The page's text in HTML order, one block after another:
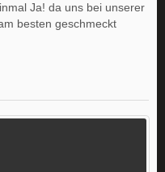
Ja! da uns bei unserer
besten geschmeckt